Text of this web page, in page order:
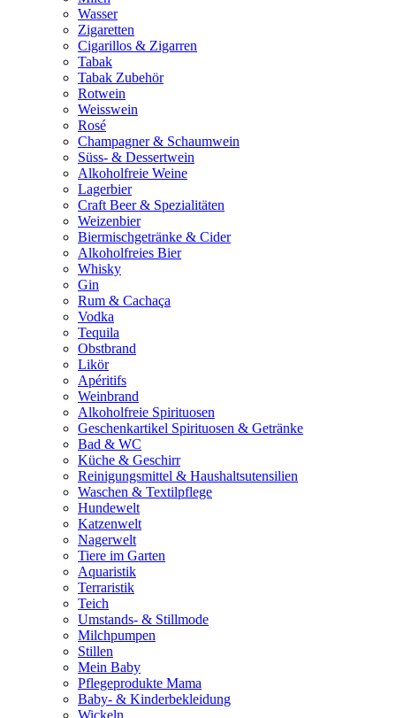
Wasser
Zigaretten
Cigarillos & Zigarren
Tabak
Tabak Zubehör
Rotwein
Weisswein
Rosé
Champagner & Schaumwein
Süss- & Dessertwein
Alkoholfreie Weine
Lagerbier
Craft Beer & Spezialitäten
Weizenbier
Biermischgetränke & Cider
Alkoholfreies Bier
Whisky
Gin
Rum & Cachaça
Vodka
Tequila
Obstbrand
Likör
Apéritifs
Weinbrand
Alkoholfreie Spirituosen
Geschenkartikel Spirituosen & Getränke
Bad & WC
Küche & Geschirr
Reinigungsmittel & Haushaltsutensilien
Waschen & Textilpflege
Hundewelt
Katzenwelt
Nagerwelt
Tiere im Garten
Aquaristik
Terraristik
Teich
Umstands- & Stillmode
Milchpumpen
Stillen
Mein Baby
Pflegeprodukte Mama
Baby- & Kinderbekleidung
Wickeln